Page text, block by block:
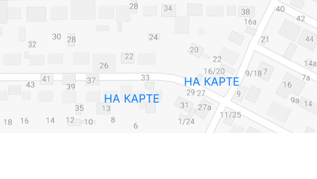
НА КАРТЕ
НА КАРТЕ